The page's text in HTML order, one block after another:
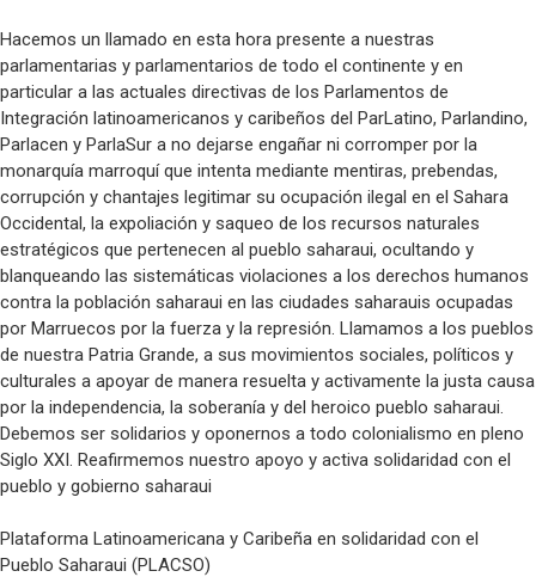
Hacemos un llamado en esta hora presente a nuestras
parlamentarias y parlamentarios de todo el continente y en
particular a las actuales directivas de los Parlamentos de
Integración latinoamericanos y caribeños del ParLatino, Parlandino,
Parlacen y ParlaSur a no dejarse engañar ni corromper por la
monarquía marroquí que intenta mediante mentiras, prebendas,
corrupción y chantajes legitimar su ocupación ilegal en el Sahara
Occidental, la expoliación y saqueo de los recursos naturales
estratégicos que pertenecen al pueblo saharaui, ocultando y
blanqueando las sistemáticas violaciones a los derechos humanos
contra la población saharaui en las ciudades saharauis ocupadas
por Marruecos por la fuerza y la represión. Llamamos a los pueblos
de nuestra Patria Grande, a sus movimientos sociales, políticos y
culturales a apoyar de manera resuelta y activamente la justa causa
por la independencia, la soberanía y del heroico pueblo saharaui.
Debemos ser solidarios y oponernos a todo colonialismo en pleno
Siglo XXI. Reafirmemos nuestro apoyo y activa solidaridad con el
pueblo y gobierno saharaui
Plataforma Latinoamericana y Caribeña en solidaridad con el
Pueblo Saharaui (PLACSO)